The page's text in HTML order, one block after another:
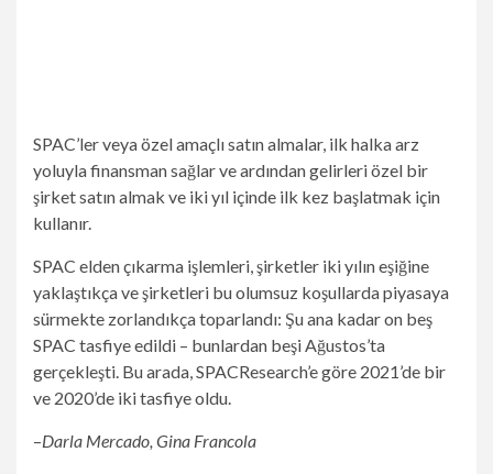
SPAC’ler veya özel amaçlı satın almalar, ilk halka arz
yoluyla finansman sağlar ve ardından gelirleri özel bir
şirket satın almak ve iki yıl içinde ilk kez başlatmak için
kullanır.
SPAC elden çıkarma işlemleri, şirketler iki yılın eşiğine
yaklaştıkça ve şirketleri bu olumsuz koşullarda piyasaya
sürmekte zorlandıkça toparlandı: Şu ana kadar on beş
SPAC tasfiye edildi – bunlardan beşi Ağustos’ta
gerçekleşti. Bu arada, SPACResearch’e göre 2021’de bir
ve 2020’de iki tasfiye oldu.
–Darla Mercado, Gina Francola